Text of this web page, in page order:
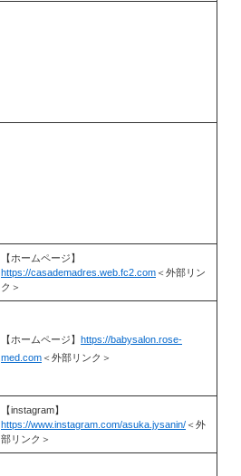
【ホームページ】
https://casademadres.web.fc2.com ＜外部リン
ク＞
【ホームページ】 https://babysalon.rose-
med.com ＜外部リンク＞
【instagram】
https://www.instagram.com/asuka.jysanin/ ＜外
部リンク＞